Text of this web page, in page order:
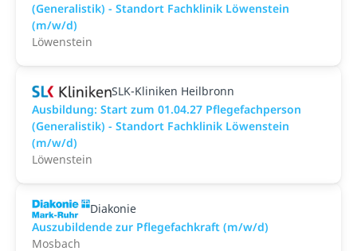
(Generalistik) - Standort Fachklinik Löwenstein
(m/w/d)
Löwenstein
SLK-Kliniken Heilbronn
Ausbildung: Start zum 01.04.27 Pflegefachperson
(Generalistik) - Standort Fachklinik Löwenstein
(m/w/d)
Löwenstein
Diakonie
Auszubildende zur Pflegefachkraft (m/w/d)
Mosbach